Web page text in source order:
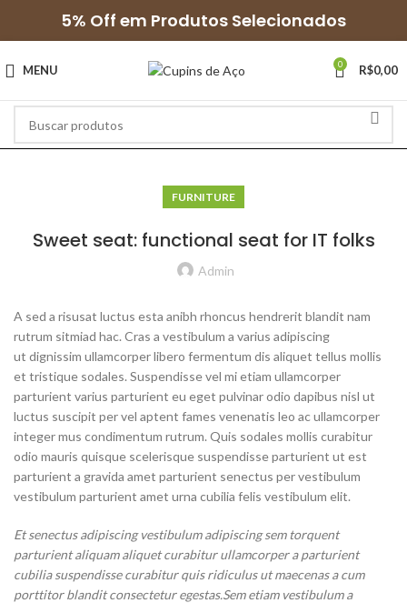
5% Off em Produtos Selecionados
MENU 0 R$0,00
FURNITURE
Sweet seat: functional seat for IT folks
Admin
A sed a risusat luctus esta anibh rhoncus hendrerit blandit nam
rutrum sitmiad hac. Cras a vestibulum a varius adipiscing
ut dignissim ullamcorper libero fermentum dis aliquet tellus mollis
et tristique sodales. Suspendisse vel mi etiam ullamcorper
parturient varius parturient eu eget pulvinar odio dapibus nisl ut
luctus suscipit per vel aptent fames venenatis leo ac ullamcorper
integer mus condimentum rutrum. Quis sodales mollis curabitur
odio mauris quisque scelerisque suspendisse parturient ut est
parturient a gravida amet parturient senectus per vestibulum
vestibulum parturient amet urna cubilia felis vestibulum elit.
Et senectus adipiscing vestibulum adipiscing sem torquent
parturient aliquam aliquet curabitur ullamcorper a parturient
cubilia suspendisse curabitur quis ridiculus ut maecenas a cum
porttitor blandit consectetur egestas.Sem etiam vestibulum a